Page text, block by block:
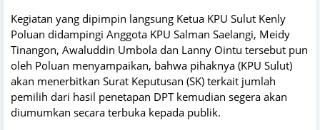
Kegiatan yang dipimpin langsung Ketua KPU Sulut Kenly
Poluan didampingi Anggota KPU Salman Saelangi, Meidy
Tinangon, Awaluddin Umbola dan Lanny Ointu tersebut pun
oleh Poluan menyampaikan, bahwa pihaknya (KPU Sulut)
akan menerbitkan Surat Keputusan (SK) terkait jumlah
pemilih dari hasil penetapan DPT kemudian segera akan
diumumkan secara terbuka kepada publik.